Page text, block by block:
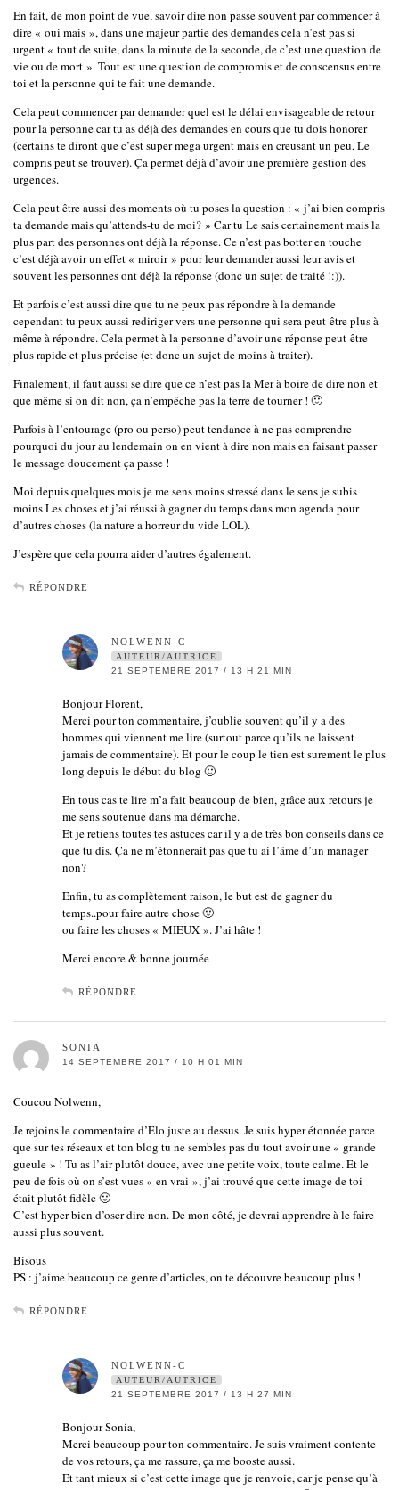
En fait, de mon point de vue, savoir dire non passe souvent par commencer à
dire « oui mais », dans une majeur partie des demandes cela n’est pas si
urgent « tout de suite, dans la minute de la seconde, de c’est une question de
vie ou de mort ». Tout est une question de compromis et de conscensus entre
toi et la personne qui te fait une demande.
Cela peut commencer par demander quel est le délai envisageable de retour
pour la personne car tu as déjà des demandes en cours que tu dois honorer
(certains te diront que c’est super mega urgent mais en creusant un peu, Le
compris peut se trouver). Ça permet déjà d’avoir une première gestion des
urgences.
Cela peut être aussi des moments où tu poses la question : « j’ai bien compris
ta demande mais qu’attends-tu de moi? » Car tu Le sais certainement mais la
plus part des personnes ont déjà la réponse. Ce n’est pas botter en touche
c’est déjà avoir un effet « miroir » pour leur demander aussi leur avis et
souvent les personnes ont déjà la réponse (donc un sujet de traité !:)).
Et parfois c’est aussi dire que tu ne peux pas répondre à la demande
cependant tu peux aussi rediriger vers une personne qui sera peut-être plus à
même à répondre. Cela permet à la personne d’avoir une réponse peut-être
plus rapide et plus précise (et donc un sujet de moins à traiter).
Finalement, il faut aussi se dire que ce n’est pas la Mer à boire de dire non et
que même si on dit non, ça n’empêche pas la terre de tourner ! 🙂
Parfois à l’entourage (pro ou perso) peut tendance à ne pas comprendre
pourquoi du jour au lendemain on en vient à dire non mais en faisant passer
le message doucement ça passe !
Moi depuis quelques mois je me sens moins stressé dans le sens je subis
moins Les choses et j’ai réussi à gagner du temps dans mon agenda pour
d’autres choses (la nature a horreur du vide LOL).
J’espère que cela pourra aider d’autres également.
RÉPONDRE
NOLWENN-C
AUTEUR/AUTRICE
21 SEPTEMBRE 2017 / 13 H 21 MIN
Bonjour Florent,
Merci pour ton commentaire, j’oublie souvent qu’il y a des
hommes qui viennent me lire (surtout parce qu’ils ne laissent
jamais de commentaire). Et pour le coup le tien est surement le plus
long depuis le début du blog 🙂
En tous cas te lire m’a fait beaucoup de bien, grâce aux retours je
me sens soutenue dans ma démarche.
Et je retiens toutes tes astuces car il y a de très bon conseils dans ce
que tu dis. Ça ne m’étonnerait pas que tu ai l’âme d’un manager
non?
Enfin, tu as complètement raison, le but est de gagner du
temps..pour faire autre chose 🙂
ou faire les choses « MIEUX ». J’ai hâte !
Merci encore & bonne journée
RÉPONDRE
SONIA
14 SEPTEMBRE 2017 / 10 H 01 MIN
Coucou Nolwenn,
Je rejoins le commentaire d’Elo juste au dessus. Je suis hyper étonnée parce
que sur tes réseaux et ton blog tu ne sembles pas du tout avoir une « grande
gueule » ! Tu as l’air plutôt douce, avec une petite voix, toute calme. Et le
peu de fois où on s’est vues « en vrai », j’ai trouvé que cette image de toi
était plutôt fidèle 🙂
C’est hyper bien d’oser dire non. De mon côté, je devrai apprendre à le faire
aussi plus souvent.
Bisous
PS : j’aime beaucoup ce genre d’articles, on te découvre beaucoup plus !
RÉPONDRE
NOLWENN-C
AUTEUR/AUTRICE
21 SEPTEMBRE 2017 / 13 H 27 MIN
Bonjour Sonia,
Merci beaucoup pour ton commentaire. Je suis vraiment contente
de vos retours, ça me rassure, ça me booste aussi.
Et tant mieux si c’est cette image que je renvoie, car je pense qu’à